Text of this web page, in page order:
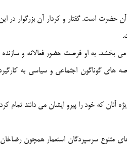
است. گفتار و كردار آن بزرگوار در اين
به او فرصت حضور فعالانه و سازنده
هاي گوناگون اجتماعي و سياسي به
آنان كه خود را پيرو ايشان مي دانند تمام
متنوع سرسپردگان استعمار همچون